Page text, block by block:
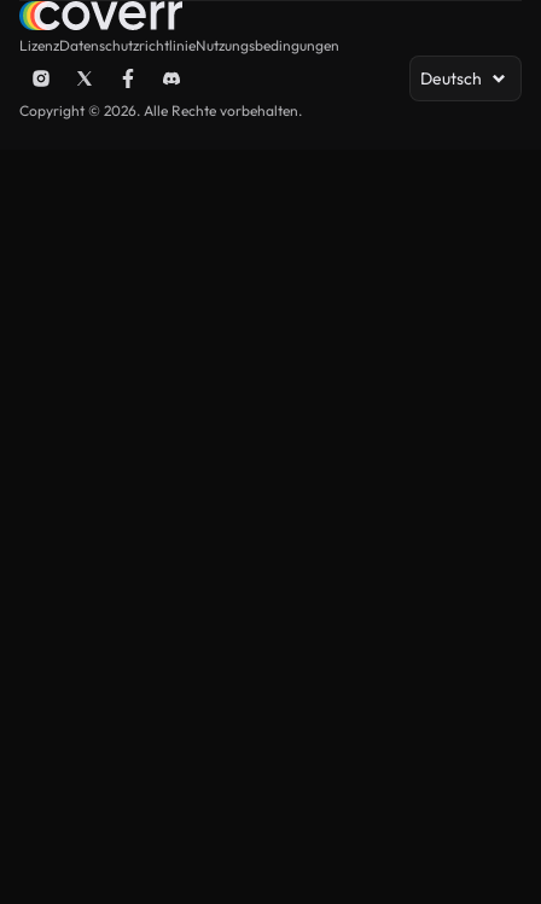
LizenzDatenschutzrichtlinieNutzungsbedingungen
Deutsch
Copyright © 2026. Alle Rechte vorbehalten.